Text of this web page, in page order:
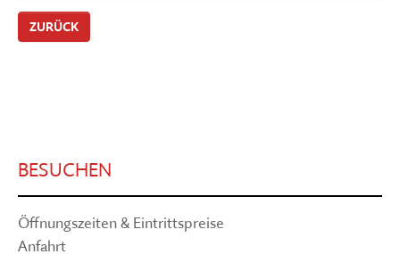
ZURÜCK
BESUCHEN
Öffnungszeiten & Eintrittspreise
Anfahrt